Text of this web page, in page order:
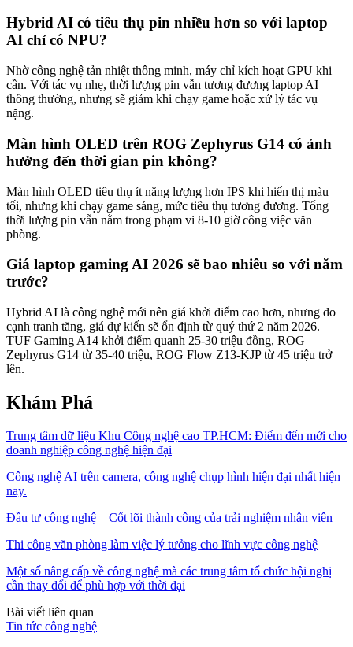
Hybrid AI có tiêu thụ pin nhiều hơn so với laptop
AI chỉ có NPU?
Nhờ công nghệ tản nhiệt thông minh, máy chỉ kích hoạt GPU khi
cần. Với tác vụ nhẹ, thời lượng pin vẫn tương đương laptop AI
thông thường, nhưng sẽ giảm khi chạy game hoặc xử lý tác vụ
nặng.
Màn hình OLED trên ROG Zephyrus G14 có ảnh
hưởng đến thời gian pin không?
Màn hình OLED tiêu thụ ít năng lượng hơn IPS khi hiển thị màu
tối, nhưng khi chạy game sáng, mức tiêu thụ tương đương. Tổng
thời lượng pin vẫn nằm trong phạm vi 8-10 giờ công việc văn
phòng.
Giá laptop gaming AI 2026 sẽ bao nhiêu so với năm
trước?
Hybrid AI là công nghệ mới nên giá khởi điểm cao hơn, nhưng do
cạnh tranh tăng, giá dự kiến sẽ ổn định từ quý thứ 2 năm 2026.
TUF Gaming A14 khởi điểm quanh 25-30 triệu đồng, ROG
Zephyrus G14 từ 35-40 triệu, ROG Flow Z13-KJP từ 45 triệu trở
lên.
Khám Phá
Trung tâm dữ liệu Khu Công nghệ cao TP.HCM: Điểm đến mới cho
doanh nghiệp công nghệ hiện đại
Công nghệ AI trên camera, công nghệ chụp hình hiện đại nhất hiện
nay.
Đầu tư công nghệ – Cốt lõi thành công của trải nghiệm nhân viên
Thi công văn phòng làm việc lý tưởng cho lĩnh vực công nghệ
Một số nâng cấp về công nghệ mà các trung tâm tổ chức hội nghị
cần thay đổi để phù hợp với thời đại
Bài viết liên quan
Tin tức công nghệ